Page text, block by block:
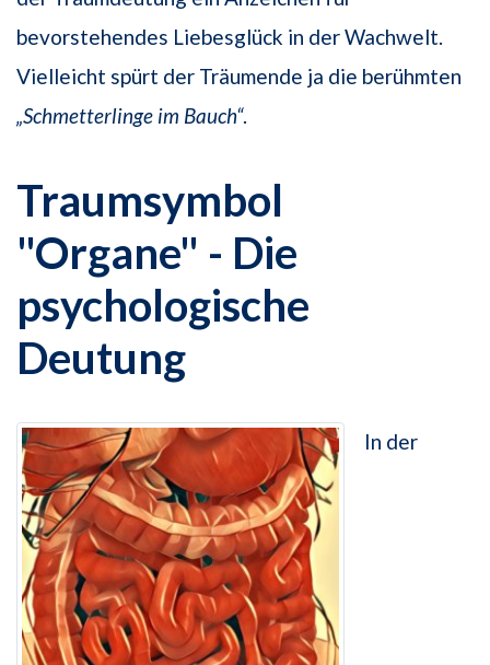
bevorstehendes Liebesglück in der Wachwelt.
Vielleicht spürt der Träumende ja die berühmten
„Schmetterlinge im Bauch“.
Traumsymbol
"Organe" - Die
psychologische
Deutung
In der